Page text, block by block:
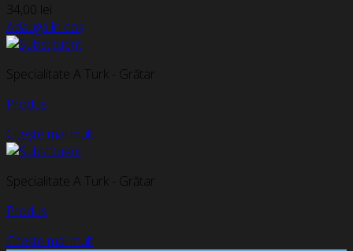
34,00 lei
Adaugă în coș
Specialitate A Turk - Grătar
Produs
Citește mai mult
Specialitate A Turk - Grătar
Produs
Citește mai mult